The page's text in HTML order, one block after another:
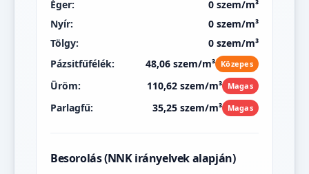
Éger:
0 szem/m³
Nyír:
0 szem/m³
Tölgy:
0 szem/m³
Pázsitfűfélék:
48,06 szem/m³ Közepes
Üröm: 110,62 szem/m³ Magas
Parlagfű: 35,25 szem/m³ Magas
Besorolás (NNK irányelvek alapján)